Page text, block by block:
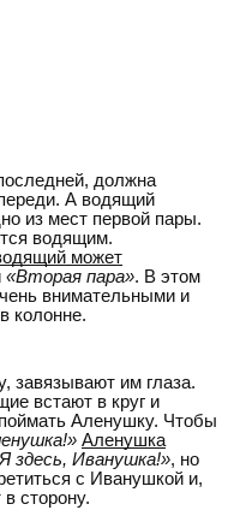
должна
А водящий
из мест первой пары.
водящим.
может
«Вторая пара». В этом
внимательными и
колонне.
завязывают им глаза.
встают в круг и
Аленушку. Чтобы
Аленушка
здесь, Иванушка!», но
с Иванушкой и,
сторону.